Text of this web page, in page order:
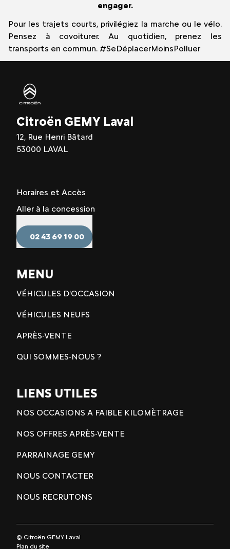
engager.
Pour les trajets courts, privilégiez la marche ou le vélo.
Pensez à covoiturer. Au quotidien, prenez les
transports en commun. #SeDéplacerMoinsPolluer
Citroën GEMY Laval
12, Rue Henri Bâtard
53000 LAVAL
Horaires et Accès
Aller à la concession
02 43 69 19 00
MENU
VÉHICULES D'OCCASION
VÉHICULES NEUFS
APRÈS-VENTE
QUI SOMMES-NOUS ?
LIENS UTILES
NOS OCCASIONS A FAIBLE KILOMÈTRAGE
NOS OFFRES APRÈS-VENTE
PARRAINAGE GEMY
NOUS CONTACTER
NOUS RECRUTONS
© Citroën GEMY Laval
Plan du site